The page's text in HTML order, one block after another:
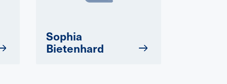
Sophia
Bietenhard